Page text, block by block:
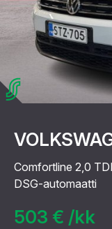
Comfortline 2,0
DSG-automaatti
503 € /kk